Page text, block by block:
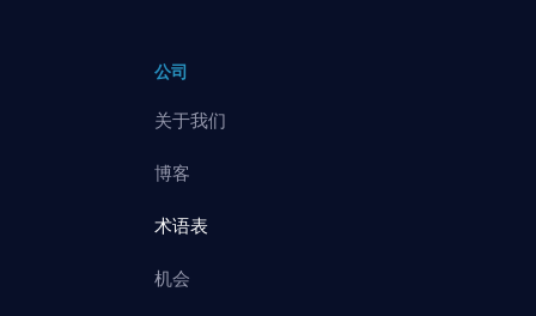
公司
关于我们
博客
术语表
机会